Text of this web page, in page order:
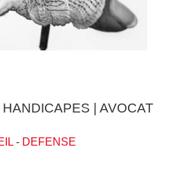
| AVOCAT
- DEFENSE